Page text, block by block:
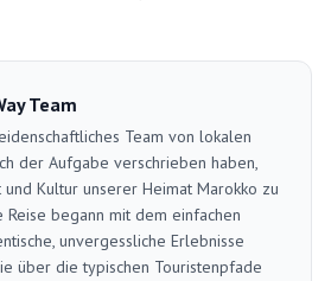
Team
Team von lokalen
der Aufgabe verschrieben haben,
und Kultur unserer Heimat Marokko zu
Reise begann mit dem einfachen
unvergessliche Erlebnisse
über die typischen Touristenpfade